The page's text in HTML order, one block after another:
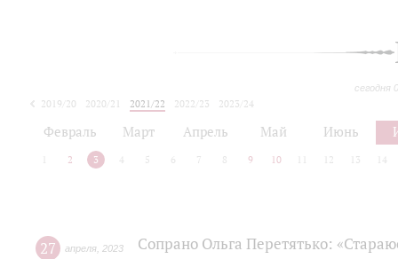
сегодня
2019/20 2020/21 2021/22 2022/23
2023/24
Февраль Март Апрель Май Июнь
2 3 4 5 6 7 8 9 10 12 13 14
27 апреля 2023 Сопрано Ольга Перетятько: